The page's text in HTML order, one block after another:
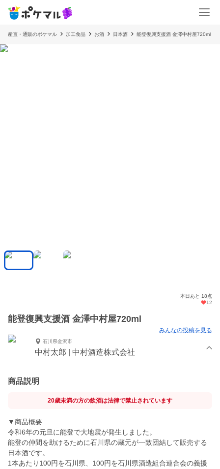
産直・通販のポケマル 加工食品 お酒 日本酒 能登復興支援酒 金澤中村屋720ml
本日あと 18点
12
能登復興支援酒 金澤中村屋720ml
みんなの投稿を見る
石川県金沢市
中村太郎 | 中村酒造株式会社
商品説明
20歳未満の方の飲酒は法律で禁止されています
▼商品概要
令和6年の元旦に能登で大地震が発生しました。
能登の仲間を助けるために石川県の蔵元が一致団結して販売する
日本酒です。
1本あたり100円を石川県、100円を石川県酒造組合連合会の義援